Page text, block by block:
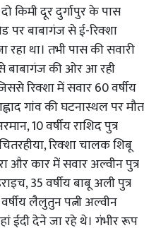
किमी दूर दुर्गापुर के पास
पर बाबागंज से ई-रिक्शा
था। तभी पास की सवारी
से बाबागंज की ओर आ रही
रिक्शा में सवार 60 वर्षीय
गांव की घटनास्थल पर मौत
10 वर्षीय राशिद पुत्र
चितरहीया, रिक्शा चालक शिबू
और कार में सवार अल्वीन पुत्र
35 वर्षीय बाबू अली पुत्र
लैलुतुन पत्नी अल्वीन
ईदी देने जा रहे थे। गंभीर रूप